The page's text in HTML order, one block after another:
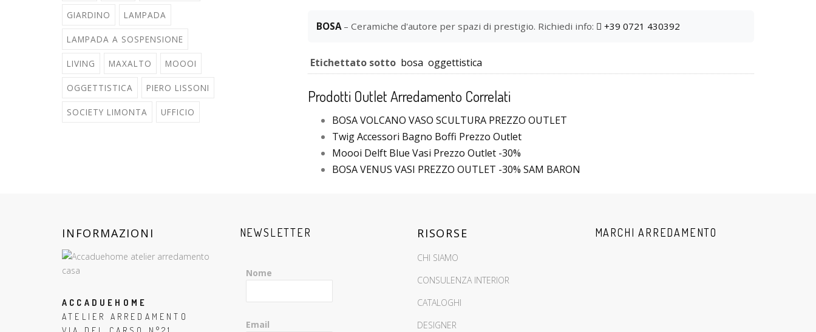
BOSA – Ceramiche d'autore per spazi di prestigio. Richiedi info: +39 0721 430392
Etichettato sotto bosa oggettistica
Prodotti Outlet Arredamento Correlati
BOSA VOLCANO VASO SCULTURA PREZZO OUTLET
Twig Accessori Bagno Boffi Prezzo Outlet
Moooi Delft Blue Vasi Prezzo Outlet -30%
BOSA VENUS VASI PREZZO OUTLET -30% SAM BARON
GIARDINO LAMPADA
LAMPADA A SOSPENSIONE
LIVING MAXALTO MOOOI
OGGETTISTICA PIERO LISSONI
SOCIETY LIMONTA UFFICIO
INFORMAZIONI
ACCADUEHOME
ATELIER ARREDAMENTO
NEWSLETTER
Nome
Email
RISORSE
CHI SIAMO
CONSULENZA INTERIOR
CATALOGHI
DESIGNER
MARCHI ARREDAMENTO